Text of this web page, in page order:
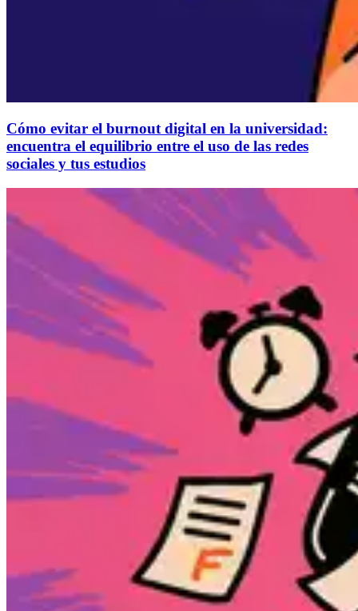
Cómo evitar el burnout digital en la universidad:
encuentra el equilibrio entre el uso de las redes
sociales y tus estudios